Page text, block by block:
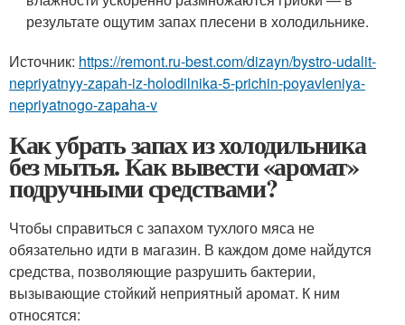
результате ощутим запах плесени в холодильнике.
Источник: https://remont.ru-best.com/dizayn/bystro-udalit-
nepriyatnyy-zapah-iz-holodilnika-5-prichin-poyavleniya-
nepriyatnogo-zapaha-v
Как убрать запах из холодильника
без мытья. Как вывести «аромат»
подручными средствами?
Чтобы справиться с запахом тухлого мяса не
обязательно идти в магазин. В каждом доме найдутся
средства, позволяющие разрушить бактерии,
вызывающие стойкий неприятный аромат. К ним
относятся: